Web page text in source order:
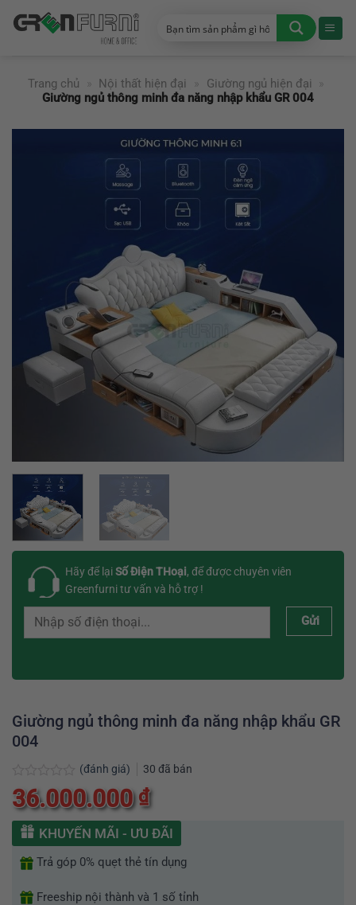
đến
Trang chủ
» Nội thất hiện đại » Giường ngủ hiện đại
»
Giường ngủ thông minh đa năng nhập khẩu GR 004
Hãy để lạiSố Điện THoại, để được chuyên viên
Greenfurni tư vấn và hỗ trợ !
Gửi
Giường ngủ thông minh đa năng nhập khẩu GR
004
Được
xếp
hạng
(đánh giá) 30 đã bán
36.000.000₫
KHUYẾN MÃI - ƯU ĐÃI
Trả góp 0% quẹt thẻ tín dụng
Freeship nội thành và 1 số tỉnh